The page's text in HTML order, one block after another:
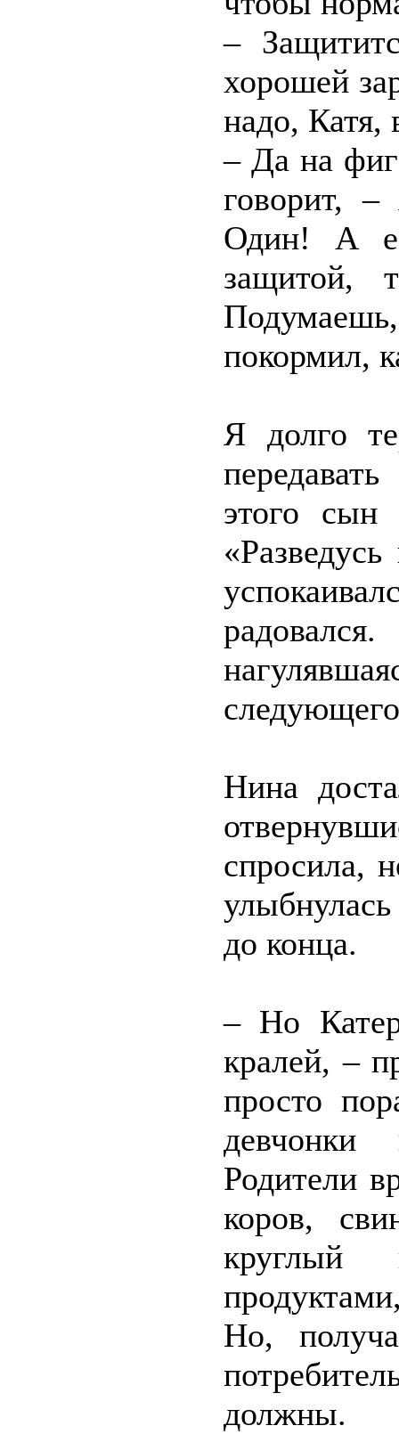
–
хорошей
надо, Катя,
– Да на фиг
говорит,
Один! А
защитой,
покормил,
Я долго
этого сын
Нина
спросила,
до конца.
– Но
кралей, –
просто
Родители
коров,
Но,
должны.